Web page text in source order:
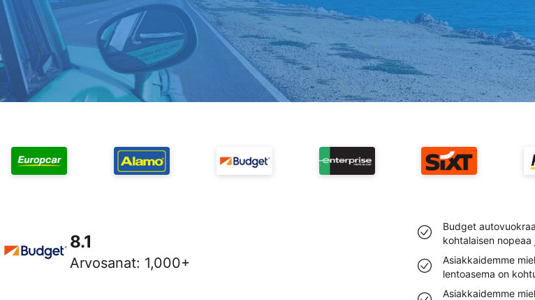
8.1
Arvosanat: 1,000+
Budget
kohtalaisen nopeaa
Asiakkaidemme
lentoasema on
Asiakkaidemme